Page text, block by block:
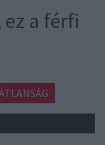
a férfi